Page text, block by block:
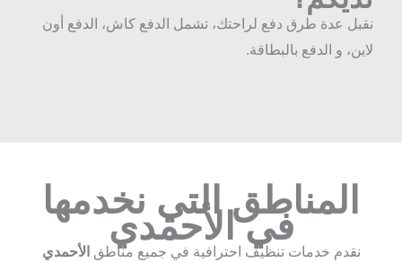
نقبل عدة طرق دفع لراحتك، تشمل الدفع كاش، الدفع أون
لاين، و الدفع بالبطاقة.
المناطق التي نخدمها
في الأحمدي
نقدم خدمات تنظيف احترافية في جميع مناطقالأحمدي